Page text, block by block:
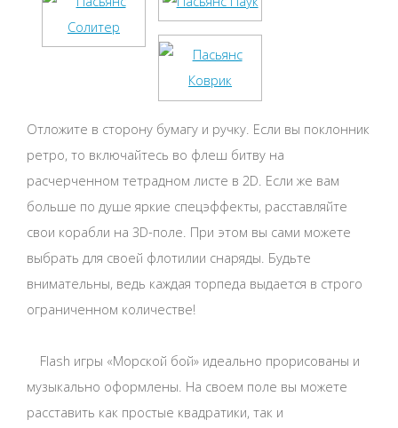
Отложите в сторону бумагу и ручку. Если вы поклонник
ретро, то включайтесь во флеш битву на
расчерченном тетрадном листе в 2D. Если же вам
больше по душе яркие спецэффекты, расставляйте
свои корабли на 3D-поле. При этом вы сами можете
выбрать для своей флотилии снаряды. Будьте
внимательны, ведь каждая торпеда выдается в строго
ограниченном количестве!
Flash игры «Морской бой» идеально прорисованы и
музыкально оформлены. На своем поле вы можете
расставить как простые квадратики, так и